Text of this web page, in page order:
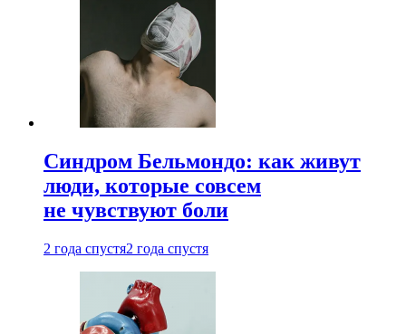
Синдром Бельмондо: как живут
люди, которые совсем
не чувствуют боли
2 года спустя2 года спустя